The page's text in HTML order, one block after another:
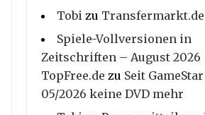
Tobi zu
Spiele-Vollversionen in
Zeitschriften – August 2026 |
TopFree.de zu Seit
05/2026 keine DVD mehr